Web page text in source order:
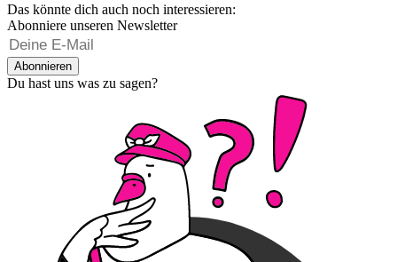
Das könnte dich auch noch interessieren:
Abonniere unseren Newsletter
Abonnieren
Du hast uns was zu sagen?